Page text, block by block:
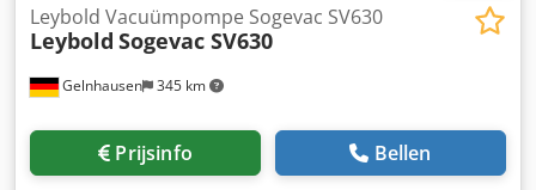
Gelnhausen 345 km
Leybold Vacuümpompe Sogevac SV630
Leybold Sogevac SV630
Prijsinfo Bellen